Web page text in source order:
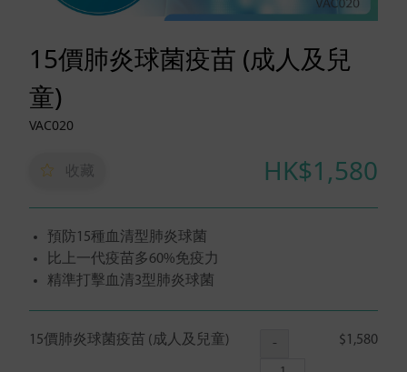
15價肺炎球菌疫苗 (成人及兒
童)
VAC020
收藏 HK$1,580
預防15種血清型肺炎球菌
比上一代疫苗多60%免疫力
精準打擊血清3型肺炎球菌
15價肺炎球菌疫苗 (成人及兒童) - $1,580